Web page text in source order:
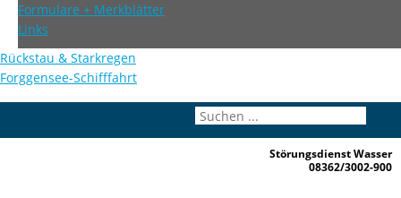
Formulare + Merkblätter
Links
Rückstau & Starkregen
Forggensee-Schifffahrt
Störungsdienst Wasser
08362/3002-900